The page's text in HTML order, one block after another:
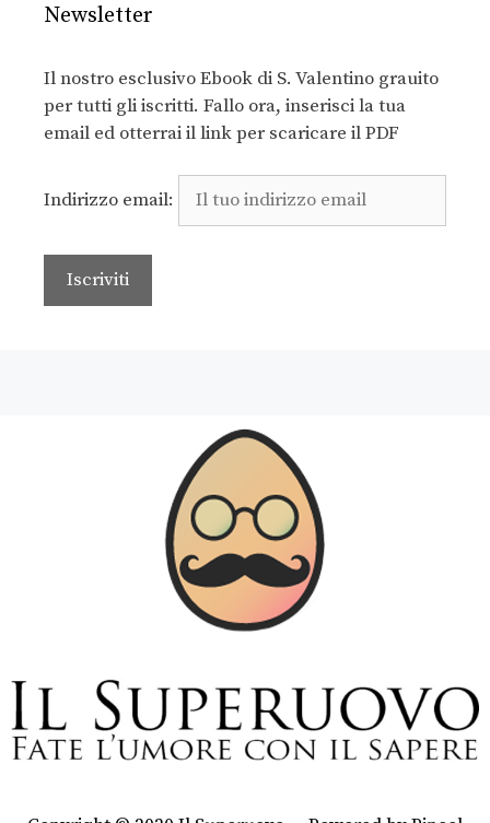
Newsletter
Il nostro esclusivo Ebook di S. Valentino grauito
per tutti gli iscritti. Fallo ora, inserisci la tua
email ed otterrai il link per scaricare il PDF
Indirizzo email: